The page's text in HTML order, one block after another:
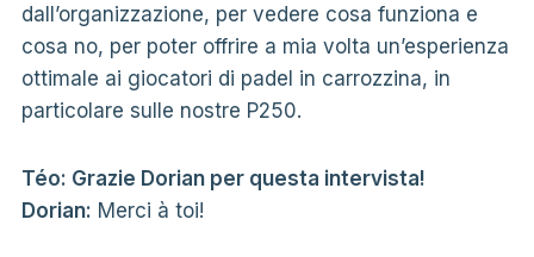
dall’organizzazione, per vedere cosa funziona e
cosa no, per poter offrire a mia volta un’esperienza
ottimale ai giocatori di padel in carrozzina, in
particolare sulle nostre P250.
Téo: Grazie Dorian per questa intervista!
Dorian: Merci à toi!